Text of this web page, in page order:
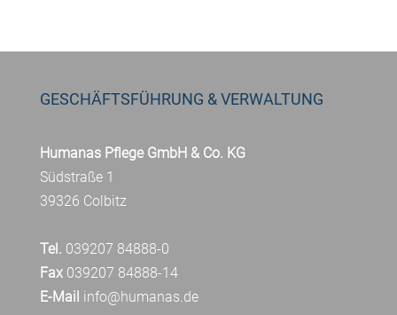
GESCHÄFTSFÜHRUNG & VERWALTUNG
Humanas Pflege GmbH & Co. KG
Südstraße 1
39326 Colbitz
Tel. 039207 84888-0
Fax039207 84888-14
E-Mail info@humanas.de